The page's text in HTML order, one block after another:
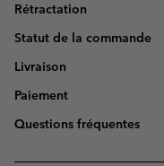
Rétractation
Statut de la commande
Livraison
Paiement
Questions fréquentes